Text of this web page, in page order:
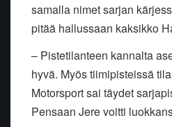
samalla nimet sarjan
pitää hallussaan kaksikko
– Pistetilanteen kannalta
hyvä. Myös tiimipisteissä
Motorsport sai täydet
Pensaan Jere voitti